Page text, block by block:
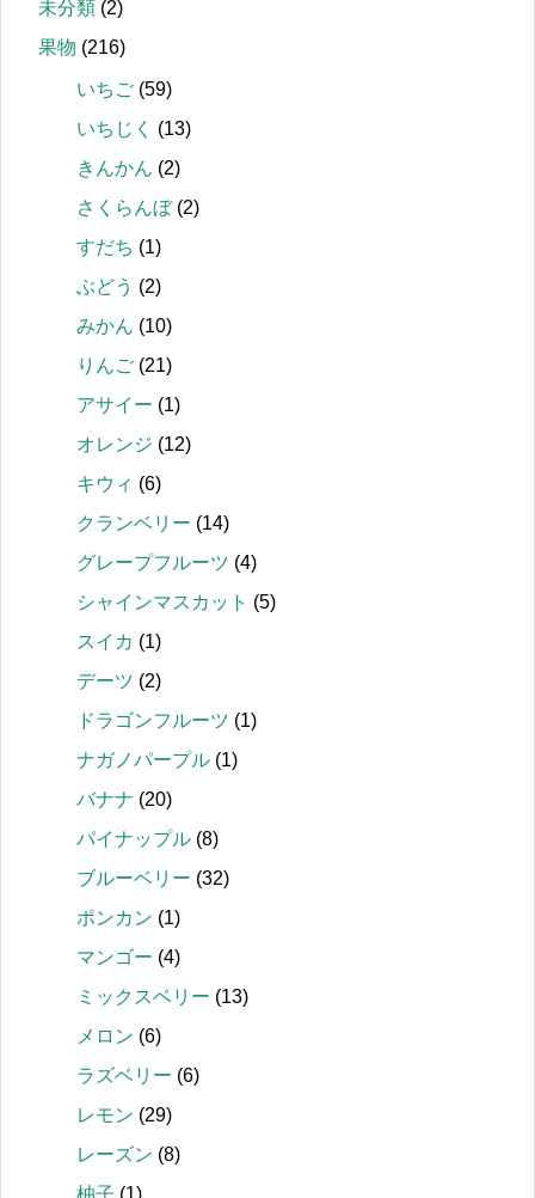
未分類 (2)
果物 (216)
いちご (59)
いちじく
(13)
きんかん (2)
さくらんぼ(2)
すだち (1)
ぶどう (2)
みかん (10)
りんご (21)
アサイー (1)
オレンジ (12)
キウィ (6)
クランベリー (14)
グレープフルーツ (4)
シャインマスカット (5)
スイカ (1)
デーツ (2)
ドラゴンフルーツ (1)
ナガノパープル (1)
バナナ (20)
パイナップル (8)
ブルーベリー (32)
ポンカン (1)
マンゴー (4)
ミックスベリー (13)
メロン (6)
ラズベリー (6)
レモン (29)
レーズン (8)
柚子 (1)